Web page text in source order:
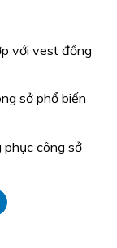
với vest đồng
sở phổ biến
công sở